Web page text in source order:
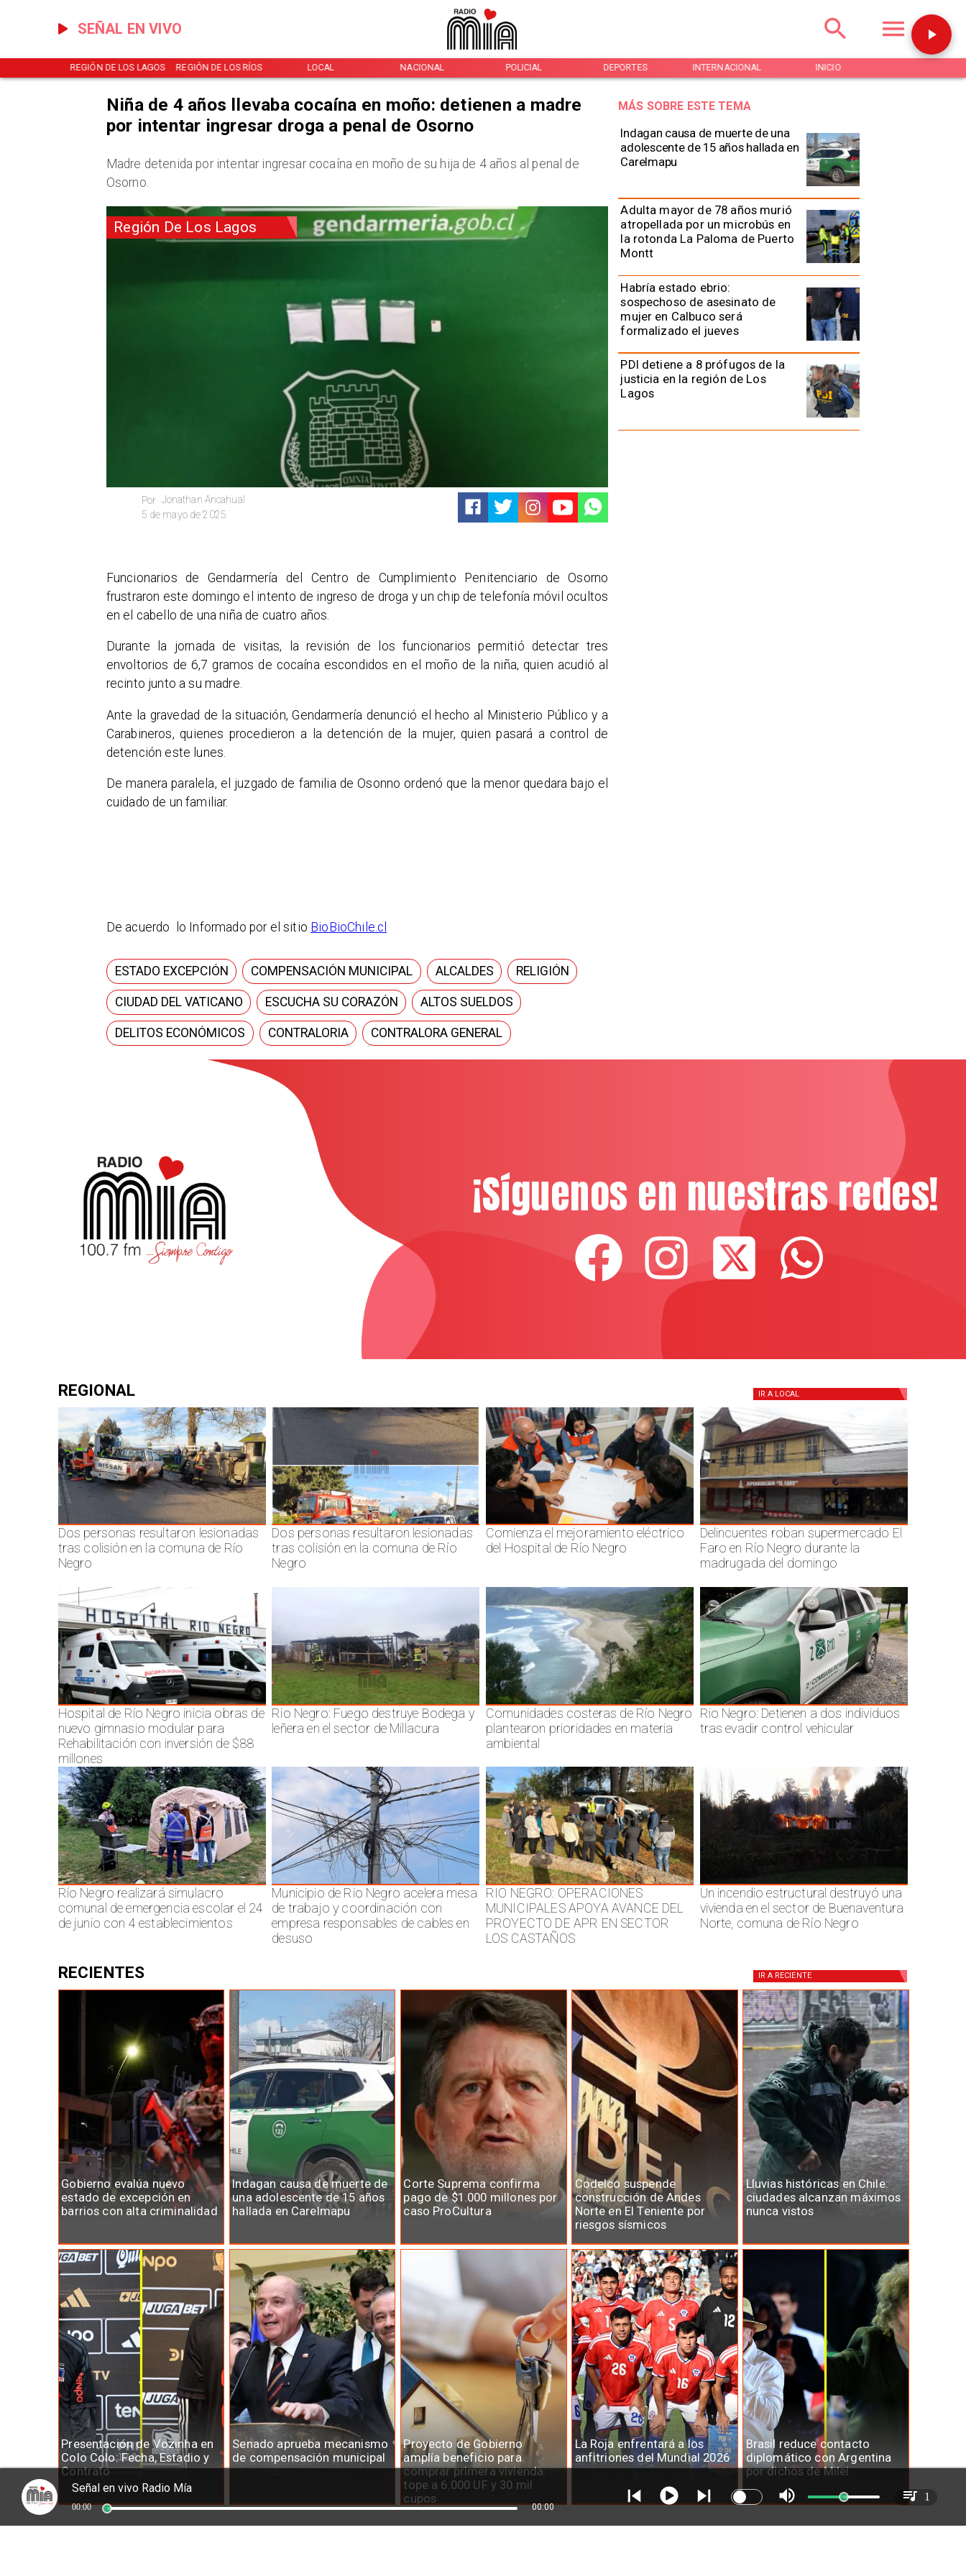
SEÑAL EN VIVO
REGIÓN DE LOS LAGOS REGIÓN DE LOS RÍOS LOCAL NACIONAL POLICIAL DEPORTES INTERNACIONAL INICIO
Región De Los Lagos
Jonathan Ancahual
Por
5 de mayo de 2025
Indagan causa de muerte de una
adolescente de 15 años hallada en
Carelmapu
Adulta mayor de 78 años murió
atropellada por un microbús en
la rotonda La Paloma de Puerto
Montt
Habría estado ebrio:
sospechoso de asesinato de
mujer en Calbuco será
formalizado el jueves
PDI detiene a 8 prófugos de la
justicia en la región de Los
Lagos
MÁS SOBRE ESTE TEMA
Niña de 4 años llevaba cocaína en moño: detienen a madre
por intentar ingresar droga a penal de Osorno
Madre detenida por intentar ingresar cocaína en moño de su hija de 4 años al penal de
Osorno.
​Funcionarios de Gendarmería del Centro de Cumplimiento Penitenciario de Osorno
frustraron este domingo el intento de ingreso de droga y un chip de telefonía móvil ocultos
en el cabello de una niña de cuatro años.
Durante la jornada de visitas, la revisión de los funcionarios permitió detectar tres
envoltorios de 6,7 gramos de cocaína escondidos en el moño de la niña, quien acudió al
recinto junto a su madre.
​Ante la gravedad de la situación, Gendarmería denunció el hecho al Ministerio Público y a
Carabineros, quienes procedieron a la detención de la mujer, quien pasará a control de
detención este lunes.
De manera paralela, el juzgado de familia de Osonno ordenó que la menor quedara bajo el
cuidado de un familiar.
De acuerdo lo Informado por el sitio BioBioChile.cl
ESTADO EXCEPCIÓN COMPENSACIÓN MUNICIPAL ALCALDES RELIGIÓN
CIUDAD DEL VATICANO ESCUCHA SU CORAZÓN ALTOS SUELDOS
DELITOS ECONÓMICOS CONTRALORIA CONTRALORA GENERAL
¡Síguenos en nuestras redes!
REGIONAL IR A LOCAL
Dos personas resultaron lesionadas
tras colisión en la comuna de Río
Negro
Dos personas resultaron lesionadas
tras colisión en la comuna de Río
Negro
Comienza el mejoramiento eléctrico
del Hospital de Río Negro
Delincuentes roban supermercado El
Faro en Río Negro durante la
madrugada del domingo
Hospital de Río Negro inicia obras de
nuevo gimnasio modular para
Rehabilitación con inversión de $88
millones
Rio Negro: Fuego destruye Bodega y
leñera en el sector de Millacura
Comunidades costeras de Río Negro
plantearon prioridades en materia
ambiental
Rio Negro: Detienen a dos individuos
tras evadir control vehicular
Río Negro realizará simulacro
comunal de emergencia escolar el 24
de junio con 4 establecimientos
Municipio de Rio Negro acelera mesa
de trabajo y coordinación con
empresa responsables de cables en
desuso
RIO NEGRO: OPERACIONES
MUNICIPALES APOYA AVANCE DEL
PROYECTO DE APR EN SECTOR
LOS CASTAÑOS
Un incendio estructural destruyó una
vivienda en el sector de Buenaventura
Norte, comuna de Río Negro
Gobierno evalúa nuevo
estado de excepción en
barrios con alta criminalidad
Indagan causa de muerte de
una adolescente de 15 años
hallada en Carelmapu
Corte Suprema confirma
pago de $1.000 millones por
caso ProCultura
Codelco suspende
construcción de Andes
Norte en El Teniente por
riesgos sísmicos
Lluvias históricas en Chile:
ciudades alcanzan máximos
nunca vistos
Presentación de Vozinha en
Colo Colo: Fecha, Estadio y
Contrato
Senado aprueba mecanismo
de compensación municipal
Proyecto de Gobierno
amplía beneficio para
comprar primera vivienda:
tope a 6.000 UF y 30 mil
cupos
La Roja enfrentará a los
anfitriones del Mundial 2026
Brasil reduce contacto
diplomático con Argentina
por dichos de Milei
RECIENTES IR A RECIENTE
Señal en vivo Radio Mía
00:00 00:00
1